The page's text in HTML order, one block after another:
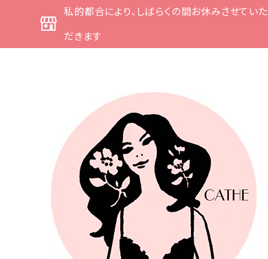
私的都合により、しばらくの間お休みさせていた
だきます